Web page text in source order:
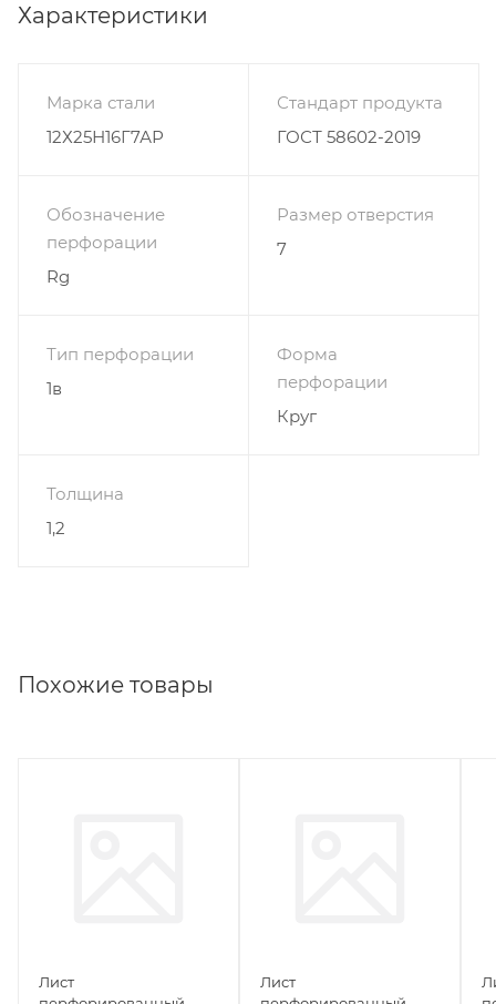
Характеристики
Марка стали
12Х25Н16Г7АР
Стандарт продукта
ГОСТ 58602-2019
Обозначение
перфорации
Rg
Размер отверстия
7
Тип перфорации
1в
Форма
перфорации
Круг
Толщина
1,2
Похожие товары
Лист
Лист